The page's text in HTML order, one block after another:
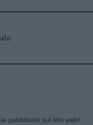
pubblicate sul sito web!